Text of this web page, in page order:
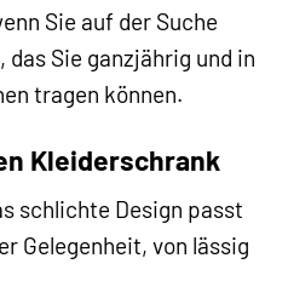
Sie auf der Suche
Sie ganzjährig und in
tragen können.
Kleiderschrank
schlichte Design passt
Gelegenheit, von lässig